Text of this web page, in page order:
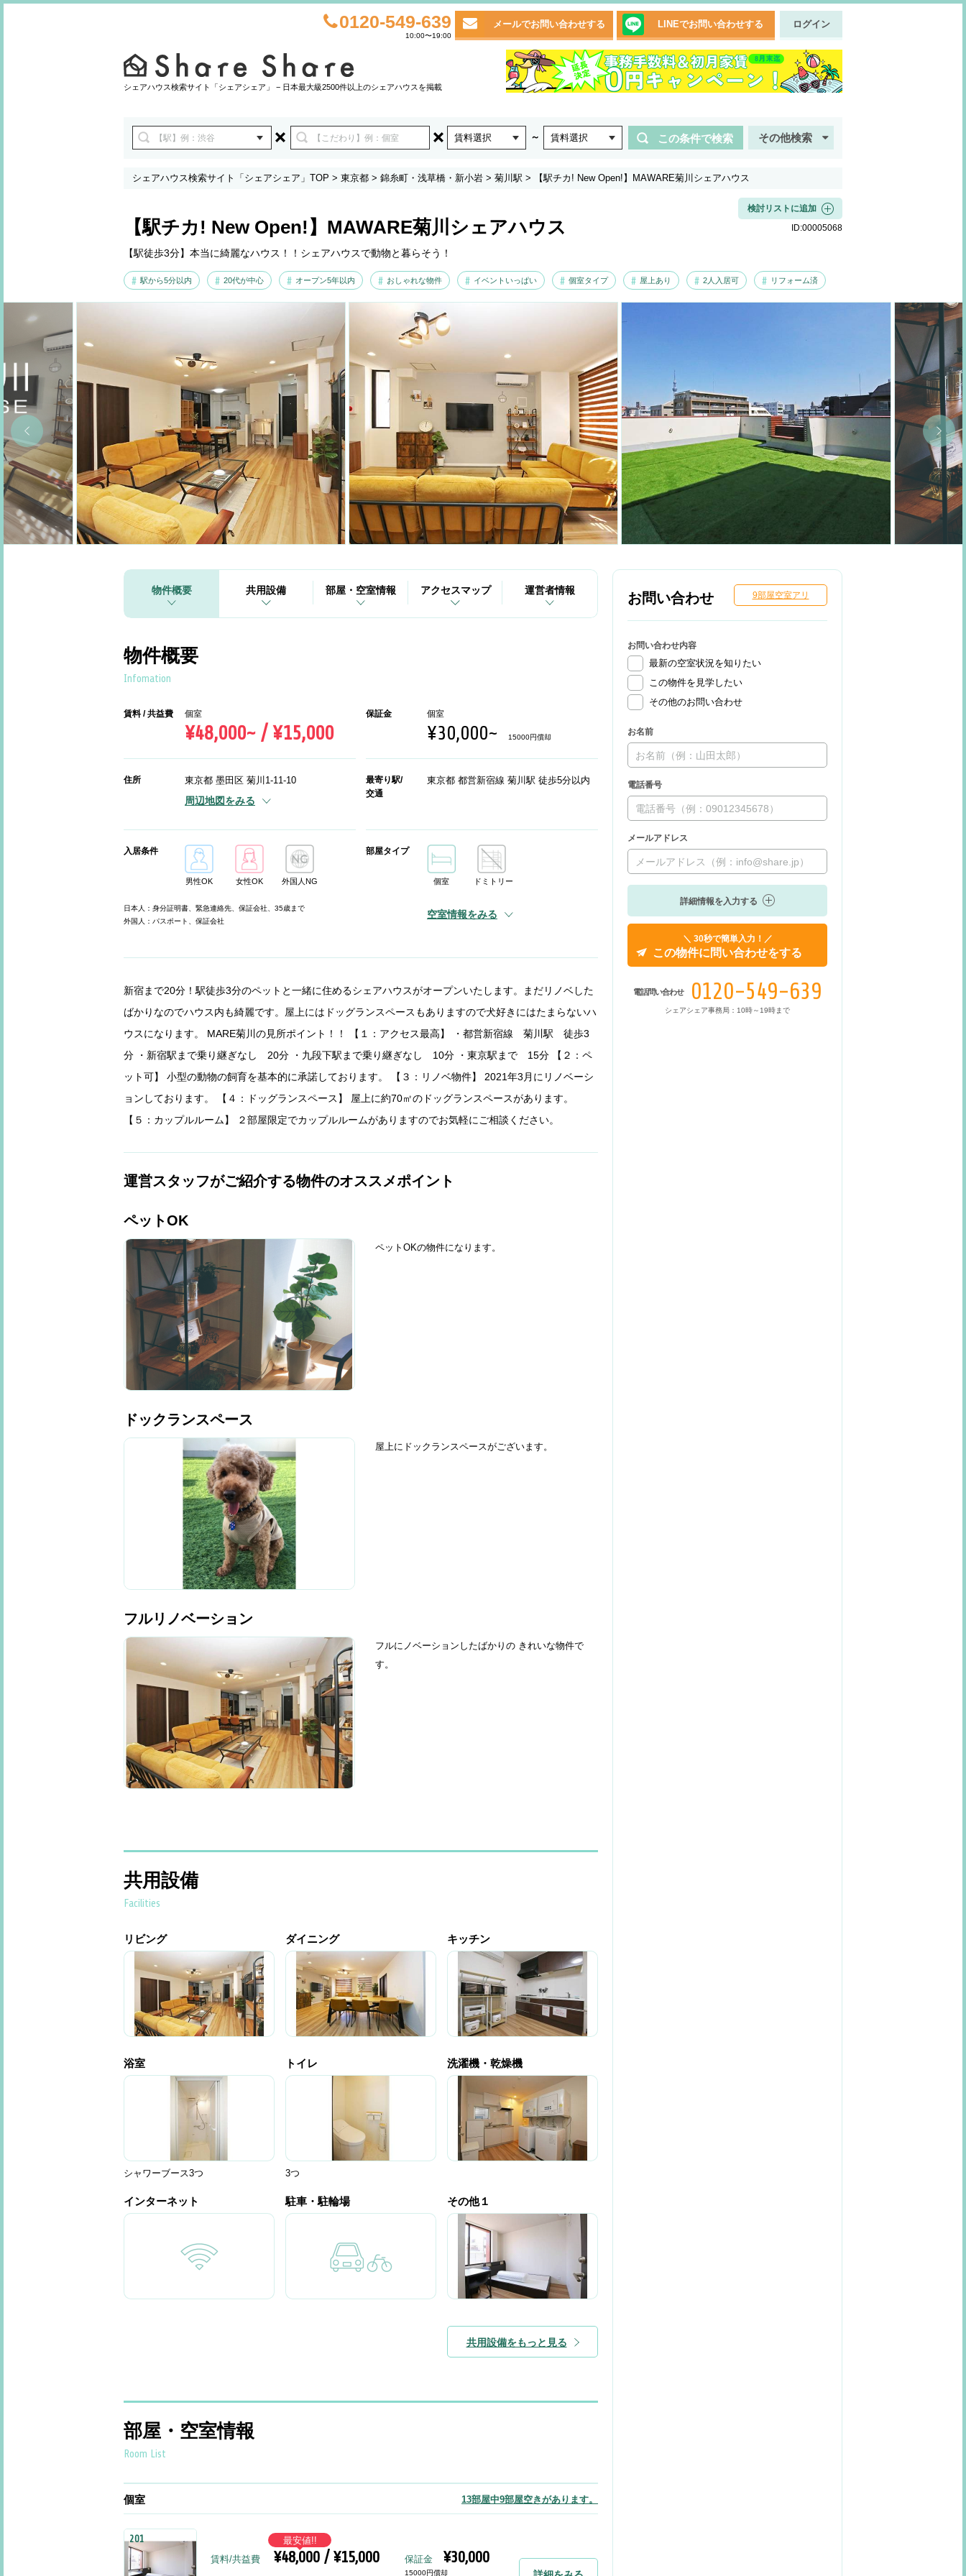
0120-549-639
10:00〜19:00
メールでお問い合わせする LINEでお問い合わせする ログイン
シェアハウス検索サイト「シェアシェア」 − 日本最大級2500件以上のシェアハウスを掲載
賃料選択 ～ 賃料選択 この条件で検索 その他検索
シェアハウス検索サイト「シェアシェア」TOP > 東京都 > 錦糸町・浅草橋・新小岩 > 菊川駅 > 【駅チカ! New Open!】MAWARE菊川シェアハウス
【駅チカ! New Open!】MAWARE菊川シェアハウス
【駅徒歩3分】本当に綺麗なハウス！！シェアハウスで動物と暮らそう！
駅から5分以内 20代が中心 オープン5年以内 おしゃれな物件 イベントいっぱい 個室タイプ 屋上あり 2人入居可 リフォーム済
検討リストに追加
ID:00005068
物件概要 共用設備 部屋・空室情報 アクセスマップ 運営者情報
物件概要
Infomation
賃料 / 共益費 個室
¥48,000~ / ¥15,000
保証金 個室
¥30,000~ 15000円償却
住所 東京都 墨田区 菊川1-11-10
周辺地図をみる
最寄り駅/
交通
東京都 都営新宿線 菊川駅 徒歩5分以内
入居条件
男性OK 女性OK 外国人NG
日本人：身分証明書、緊急連絡先、保証会社、35歳まで
外国人：パスポート、保証会社
部屋タイプ
個室 ドミトリー
空室情報をみる
新宿まで20分！駅徒歩3分のペットと一緒に住めるシェアハウスがオープンいたします。まだリノベした
ばかりなのでハウス内も綺麗です。屋上にはドッグランスペースもありますので犬好きにはたまらないハ
ウスになります。 MARE菊川の見所ポイント！！ 【１：アクセス最高】 ・都営新宿線 菊川駅 徒歩3
分 ・新宿駅まで乗り継ぎなし 20分 ・九段下駅まで乗り継ぎなし 10分 ・東京駅まで 15分 【２：ペ
ット可】 小型の動物の飼育を基本的に承諾しております。 【３：リノベ物件】 2021年3月にリノベーシ
ョンしております。 【４：ドッグランスペース】 屋上に約70㎡のドッグランスペースがあります。
【５：カップルルーム】 ２部屋限定でカップルルームがありますのでお気軽にご相談ください。
運営スタッフがご紹介する物件のオススメポイント
ペットOK
ペットOKの物件になります。
ドックランスペース
屋上にドックランスペースがございます。
フルリノベーション
フルにノベーションしたばかりの きれいな物件で
す。
共用設備
Facilities
リビング ダイニング キッチン
浴室
シャワーブース3つ
トイレ
3つ
洗濯機・乾燥機
インターネット 駐車・駐輪場 その他１
共用設備をもっと見る
部屋・空室情報
Room List
個室 13部屋中9部屋空きがあります。
201
賃料/共益費
¥48,000 / ¥15,000
最安値!!
保証金
¥30,000
15000円償却
お問い合わせ 9部屋空室アリ
お問い合わせ内容
最新の空室状況を知りたい
この物件を見学したい
その他のお問い合わせ
お名前
電話番号
メールアドレス
詳細情報を入力する
＼ 30秒で簡単入力！／
この物件に問い合わせをする
電話問い合わせ 0120-549-639
シェアシェア事務局：10時～19時まで